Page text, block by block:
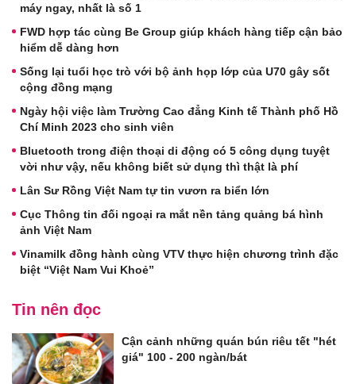
máy ngay, nhất là số 1
FWD hợp tác cùng Be Group giúp khách hàng tiếp cận bảo
hiểm dễ dàng hơn
Sống lại tuổi học trò với bộ ảnh họp lớp của U70 gây sốt
cộng đồng mạng
Ngày hội việc làm Trường Cao đẳng Kinh tế Thành phố Hồ
Chí Minh 2023 cho sinh viên
Bluetooth trong điện thoại di động có 5 công dụng tuyệt
vời như vậy, nếu không biết sử dụng thì thật là phí
Lân Sư Rồng Việt Nam tự tin vươn ra biển lớn
Cục Thông tin đối ngoại ra mắt nền tảng quảng bá hình
ảnh Việt Nam
Vinamilk đồng hành cùng VTV thực hiện chương trình đặc
biệt “Việt Nam Vui Khoẻ”
Tin nên đọc
Cận cảnh những quán bún riêu tết "hét
giá" 100 - 200 ngàn/bát